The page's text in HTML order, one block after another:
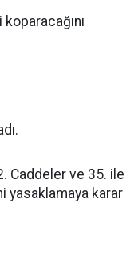
Caddeler ve 35. ile
yasaklamaya karar